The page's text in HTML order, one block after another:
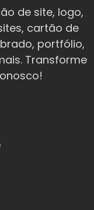
de site, logo,
cartão de
portfólio,
Transforme